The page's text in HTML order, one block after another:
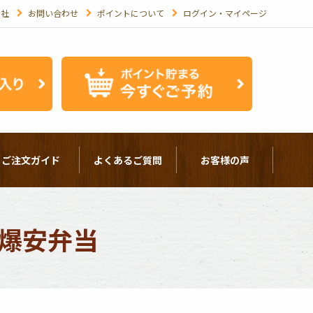
お問い合わせ ポイントについて ログイン・マイページ
ご注文ガイド よくあるご質問 お客様の声
安弁当